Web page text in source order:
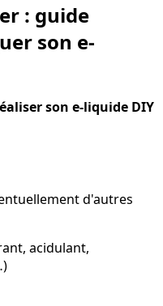
: guide
son e-
son e-liquide DIY
d'autres
acidulant,